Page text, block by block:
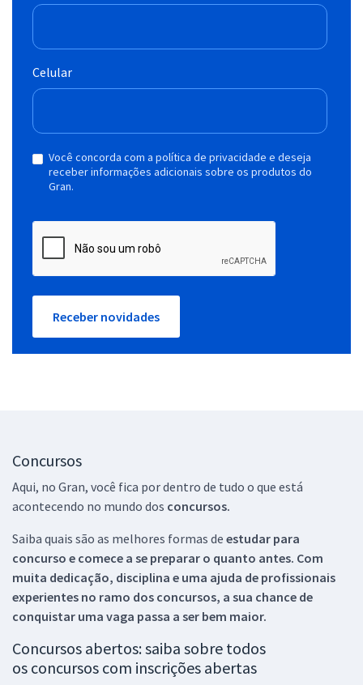
Celular
Você concorda com a política de privacidade e deseja
receber informações adicionais sobre os produtos do
Gran.
Receber novidades
Concursos
Aqui, no Gran, você fica por dentro de tudo o que está
acontecendo no mundo dos concursos.
Saiba quais são as melhores formas de estudar para
concurso e comece a se preparar o quanto antes. Com
muita dedicação, disciplina e uma ajuda de profissionais
experientes no ramo dos concursos, a sua chance de
conquistar uma vaga passa a ser bem maior.
Concursos abertos: saiba sobre todos
os concursos com inscrições abertas